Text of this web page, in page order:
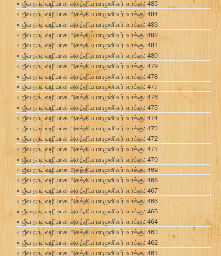
ஜீவ நாடி வழியாக அகத்திய மாமுனிவர் வாக்கு: 485
ஜீவ நாடி வழியாக அகத்திய மாமுனிவர் வாக்கு: 484
ஜீவ நாடி வழியாக அகத்திய மாமுனிவர் வாக்கு: 483
ஜீவ நாடி வழியாக அகத்திய மாமுனிவர் வாக்கு: 482
ஜீவ நாடி வழியாக அகத்திய மாமுனிவர் வாக்கு: 481
ஜீவ நாடி வழியாக அகத்திய மாமுனிவர் வாக்கு: 480
ஜீவ நாடி வழியாக அகத்திய மாமுனிவர் வாக்கு: 479
ஜீவ நாடி வழியாக அகத்திய மாமுனிவர் வாக்கு: 478
ஜீவ நாடி வழியாக அகத்திய மாமுனிவர் வாக்கு: 477
ஜீவ நாடி வழியாக அகத்திய மாமுனிவர் வாக்கு: 476
ஜீவ நாடி வழியாக அகத்திய மாமுனிவர் வாக்கு: 475
ஜீவ நாடி வழியாக அகத்திய மாமுனிவர் வாக்கு: 474
ஜீவ நாடி வழியாக அகத்திய மாமுனிவர் வாக்கு: 473
ஜீவ நாடி வழியாக அகத்திய மாமுனிவர் வாக்கு: 472
ஜீவ நாடி வழியாக அகத்திய மாமுனிவர் வாக்கு: 471
ஜீவ நாடி வழியாக அகத்திய மாமுனிவர் வாக்கு: 470
ஜீவ நாடி வழியாக அகத்திய மாமுனிவர் வாக்கு: 469
ஜீவ நாடி வழியாக அகத்திய மாமுனிவர் வாக்கு: 468
ஜீவ நாடி வழியாக அகத்திய மாமுனிவர் வாக்கு: 467
ஜீவ நாடி வழியாக அகத்திய மாமுனிவர் வாக்கு: 466
ஜீவ நாடி வழியாக அகத்திய மாமுனிவர் வாக்கு: 465
ஜீவ நாடி வழியாக அகத்திய மாமுனிவர் வாக்கு: 464
ஜீவ நாடி வழியாக அகத்திய மாமுனிவர் வாக்கு: 463
ஜீவ நாடி வழியாக அகத்திய மாமுனிவர் வாக்கு: 462
ஜீவ நாடி வழியாக அகத்திய மாமுனிவர் வாக்கு: 461